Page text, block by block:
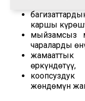
каршы
мыйзамсыз
чараларды
өркүндөтүү,
жөндөмүн